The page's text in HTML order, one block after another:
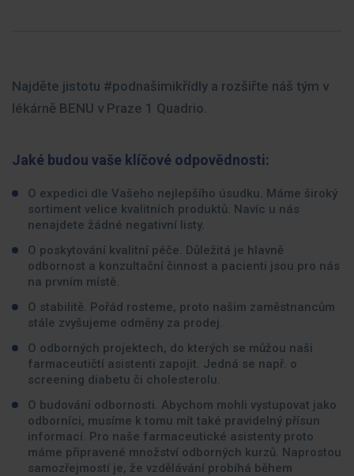
Najděte jistotu #podnašimikřídly a rozšiřte náš tým v
lékárně BENU v Praze 1 Quadrio.
Jaké budou vaše klíčové odpovědnosti:
O expedici dle Vašeho nejlepšího úsudku. Máme široký
sortiment velice kvalitních produktů. Navíc u nás
nenajdete žádné negativní listy.
O poskytování kvalitní péče. Důležitá je hlavně
odbornost a konzultační činnost a pacienti jsou pro nás
na prvním místě.
O stabilitě. Pořád rosteme, proto našim zaměstnancům
stále zvyšujeme odměny za prodej.
O odborných projektech, do kterých se můžou naši
farmaceutičtí asistenti zapojit. Jedná se např. o
screening diabetu či cholesterolu.
O budování odbornosti. Abychom mohli vystupovat jako
odborníci, musíme k tomu mít také pravidelný přísun
informací. Pro naše farmaceutické asistenty proto
máme připravené množství odborných kurzů. Naprostou
samozřejmostí je, že vzdělávání probíhá během